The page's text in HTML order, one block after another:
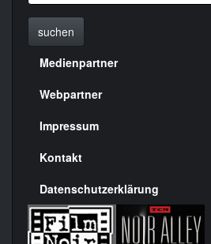
suchen
Menülinks
rechte
Seite
Medienpartner
Webpartner
Impressum
Kontakt
Datenschutzerklärung